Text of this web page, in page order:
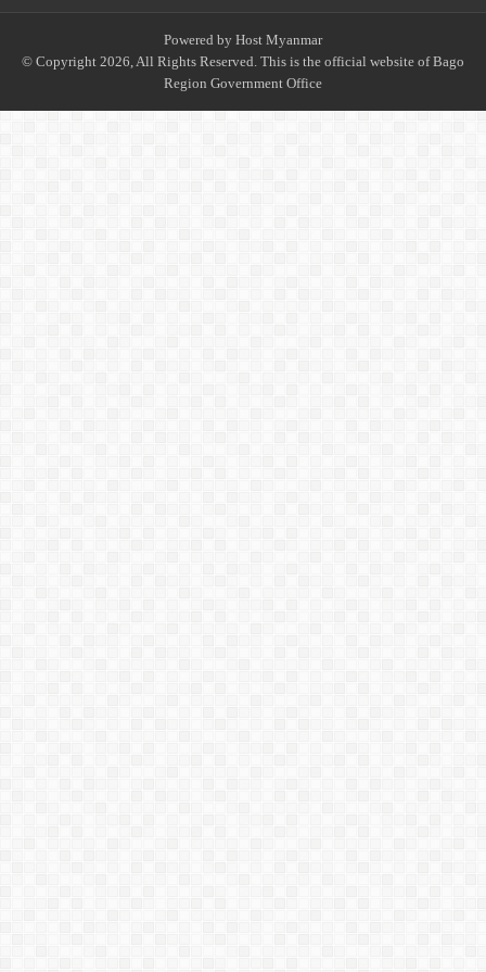
Powered by Host Myanmar
© Copyright 2026, All Rights Reserved. This is the official website of Bago
Region Government Office